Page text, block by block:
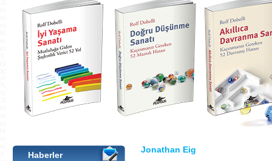
Haberler
Jonathan Eig